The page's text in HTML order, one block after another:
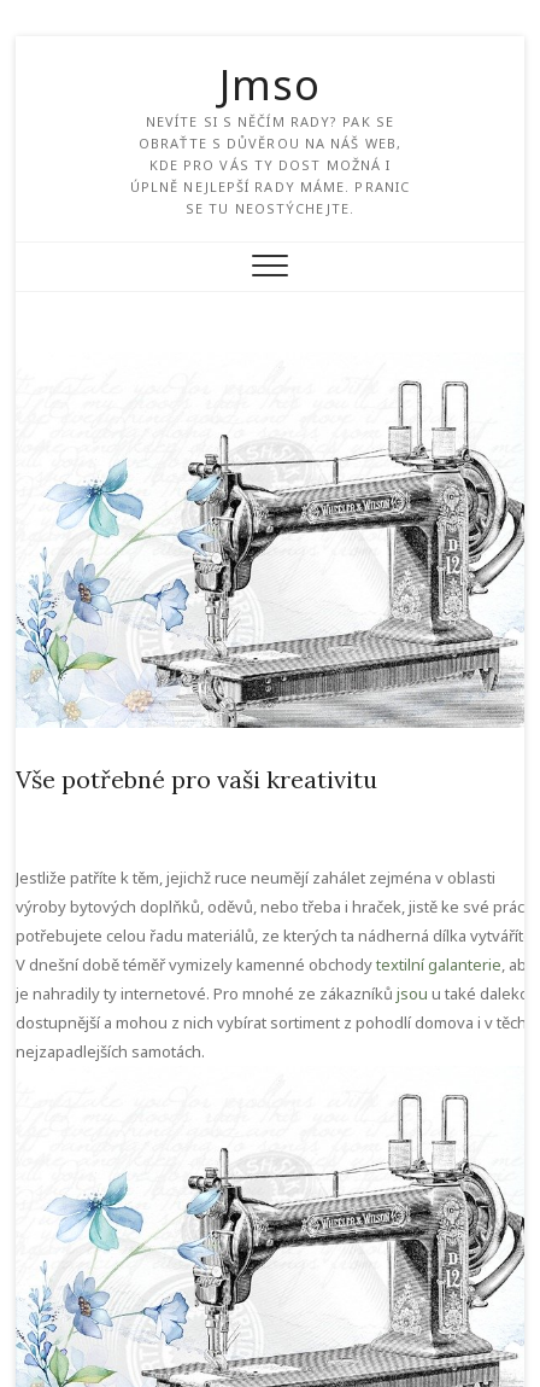
Jmso
NEVÍTE SI S NĚČÍM RADY? PAK SE
OBRAŤTE S DŮVĚROU NA NÁŠ WEB,
KDE PRO VÁS TY DOST MOŽNÁ I
ÚPLNĚ NEJLEPŠÍ RADY MÁME. PRANIC
SE TU NEOSTÝCHEJTE.
Vše potřebné pro vaši kreativitu
Jestliže patříte k těm, jejichž ruce neumějí zahálet zejména v oblasti
výroby bytových doplňků, oděvů, nebo třeba i hraček, jistě ke své práci
potřebujete celou řadu materiálů, ze kterých ta nádherná dílka vytváříte.
V dnešní době téměř vymizely kamenné obchodytextilní galanterie, aby
je nahradily ty internetové. Pro mnohé ze zákazníkůjsou u také daleko
dostupnější a mohou z nich vybírat sortiment z pohodlí domova i v těch
nejzapadlejších samotách.